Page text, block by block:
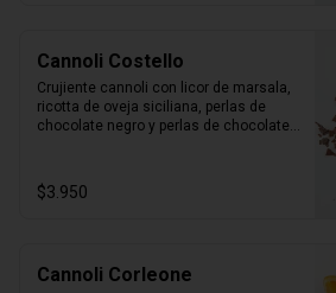
Cannoli Costello
Crujiente cannoli con licor de marsala,
ricotta de oveja siciliana, perlas de
chocolate negro y perlas de chocolate
$3.950
Cannoli Corleone